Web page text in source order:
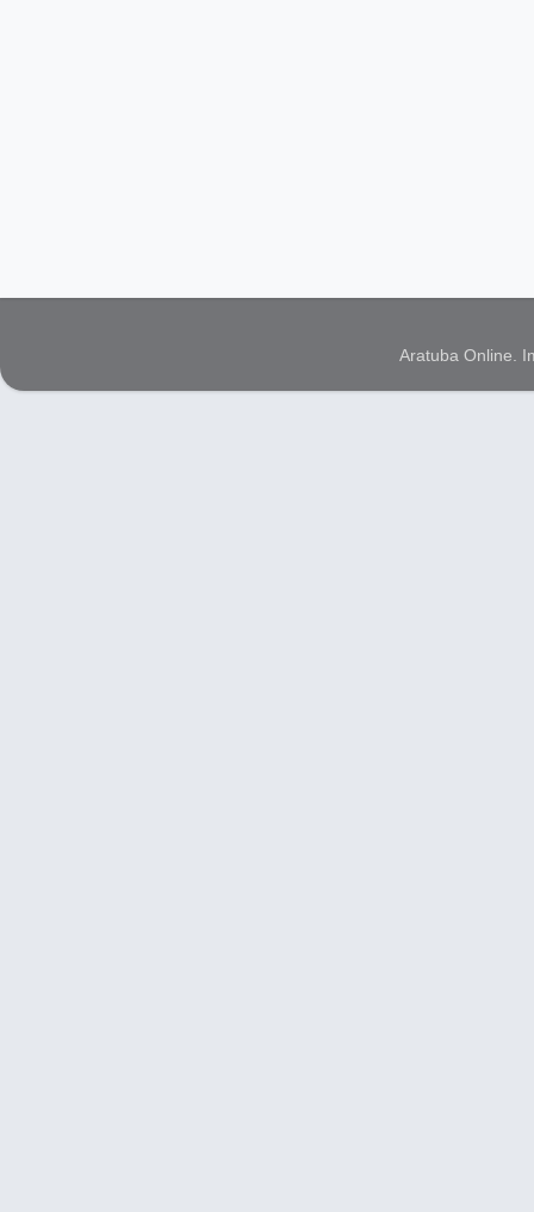
Aratuba Online.